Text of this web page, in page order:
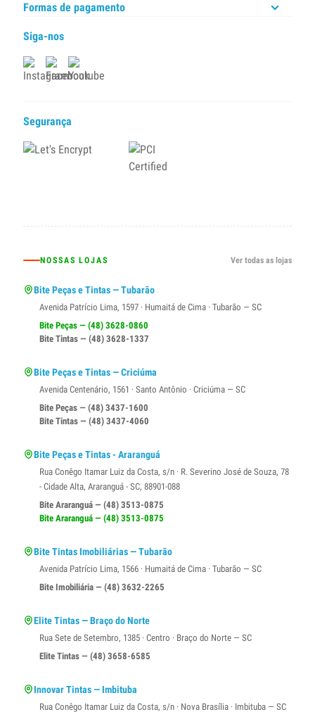
Formas de pagamento
Siga-nos
Segurança
NOSSAS LOJAS Ver todas as lojas
Bite Peças e Tintas — Tubarão
Avenida Patrício Lima, 1597 · Humaitá de Cima · Tubarão — SC
Bite Peças — (48) 3628-0860
Bite Tintas — (48) 3628-1337
Bite Peças e Tintas — Criciúma
Avenida Centenário, 1561 · Santo Antônio · Criciúma — SC
Bite Peças — (48) 3437-1600
Bite Tintas — (48) 3437-4060
Bite Peças e Tintas - Araranguá
Rua Conêgo Itamar Luiz da Costa, s/n · R. Severino José de Souza, 78
- Cidade Alta, Araranguá - SC, 88901-088
Bite Araranguá — (48) 3513-0875
Bite Araranguá — (48) 3513-0875
Bite Tintas Imobiliárias — Tubarão
Avenida Patrício Lima, 1566 · Humaitá de Cima · Tubarão — SC
Bite Imobiliária — (48) 3632-2265
Elite Tintas — Braço do Norte
Rua Sete de Setembro, 1385 · Centro · Braço do Norte — SC
Elite Tintas — (48) 3658-6585
Innovar Tintas — Imbituba
Rua Conêgo Itamar Luiz da Costa, s/n · Nova Brasília · Imbituba — SC